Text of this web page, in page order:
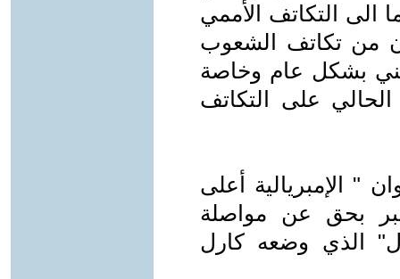
الى التكاتف الأممي
من تكاتف الشعوب
بشكل عام وخاصة
على التكاتف
" الإمبريالية أعلى
بحق عن مواصلة
الذي وضعه كارل